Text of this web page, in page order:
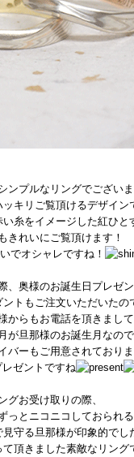
ンプルなリングでございま
ッキリご覧頂けるデザイン
い糸をイメージした紅ひと
きれいにご覧頂けます！
でオシャレですね！
、奥様のお誕生日プレゼ
トもご注文いただいたの
からもお電話を頂きまして
が旦那様のお誕生月なの
バーもご用意されており
ゼントですね
グお受け取りの際、
っとニコニコしておられ
守る旦那様が印象的でし
頂きました素敵なリング